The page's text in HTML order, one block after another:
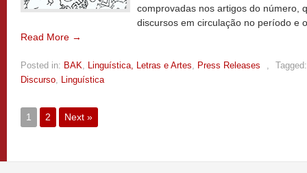
comprovadas nos artigos do número,
discursos em circulação no período e
Read More →
Posted in: BAK, Linguística, Letras e Artes, Press Releases ,
Tagged:
Discurso, Linguística
1 2 Next »